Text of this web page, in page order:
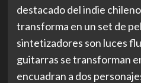
destacado del indie
transforma en un set de
sintetizadores son luces
guitarras se transforman
encuadran a dos